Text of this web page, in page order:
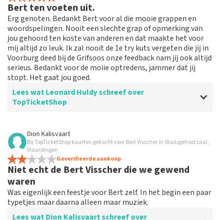
Bert ten voeten uit.
Erg genoten. Bedankt Bert voor al die mooie grappen en
woordspelingen. Nooit een slechte grap of opmerking van
jou gehoord ten koste van anderen en dat maakte het voor
mij altijd zo leuk. Ik zal nooit de 1e try kuts vergeten die jij in
Voorburg deed bij de Grifsoos onze feedback nam jij ook altijd
serieus. Bedankt voor de moiie optredens, jammer dat jij
stopt. Het gaat jou goed.
Lees wat Leonard Huldy schreef over
TopTicketShop
Beoordeling van Leonard Huldy over
Te duur.
Prijzen zijn dubbel zo duur als de prijzen doe ik
rechtstreeks kan krijgen. Volgende keer zal ik daar
beter opletten.
Reactie van TopTicketShop
Dion Kalisvaart
Bij TopTicketShop kaarten gekocht voor Bert Visscher in Stadsgehoorzaal,
Vlaardingen
Geverifieerde aankoop
Niet echt de Bert Visscher die we gewend
waren
Was eigenlijk een feestje voor Bert zelf. In het begin een paar
typetjes maar daarna alleen maar muziek.
Lees wat Dion Kalisvaart schreef over